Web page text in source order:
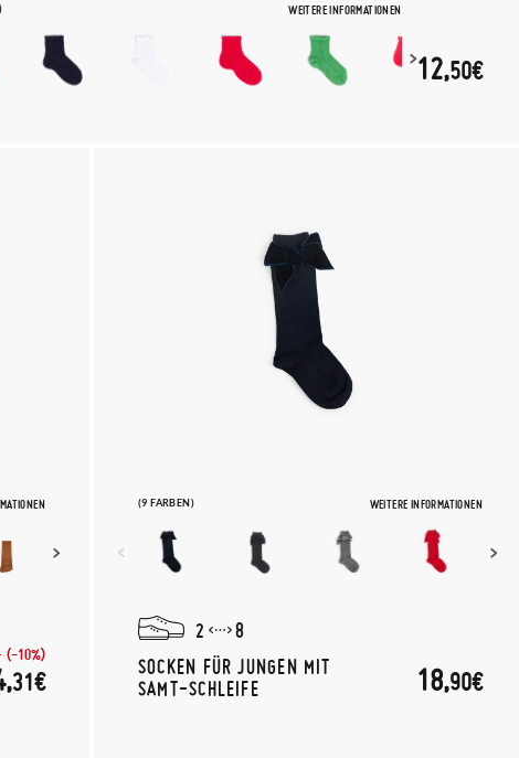
WEITERE INFORMATIONEN
12,50€
(-10%)
31€
(9 FARBEN) WEITERE INFORMATIONEN
2
8
SOCKEN FÜR JUNGEN MIT
SAMT-SCHLEIFE
18,90€